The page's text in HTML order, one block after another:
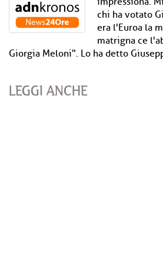
chi ha votato
era l'Euroa la
matrigna ce
Giorgia Meloni". Lo ha detto
LEGGI ANCHE